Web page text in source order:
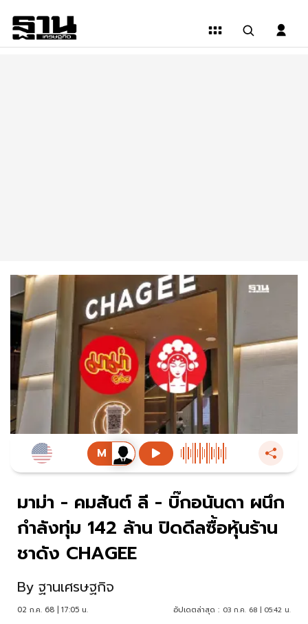
มาม่า - คมสันต์ ลี - บิ๊กอนันดา ผนึก
กำลังทุ่ม 142 ล้าน ปิดดีลซื้อหุ้นร้าน
ชาดัง CHAGEE
By ฐานเศรษฐกิจ
02 ก.ค. 68 | 17:05 น. อัปเดตล่าสุด : 03 ก.ค. 68 | 05:42 น.